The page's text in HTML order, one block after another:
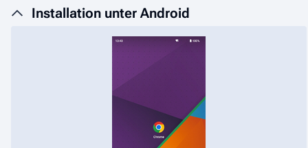
Installation unter Android